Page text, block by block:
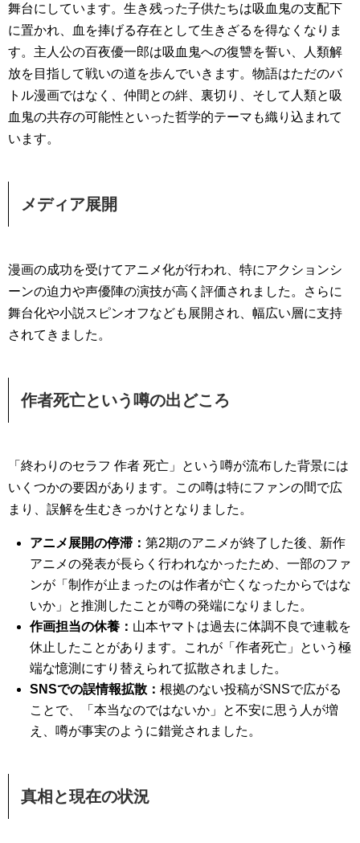
舞台にしています。生き残った子供たちは吸血鬼の支配下
に置かれ、血を捧げる存在として生きざるを得なくなりま
す。主人公の百夜優一郎は吸血鬼への復讐を誓い、人類解
放を目指して戦いの道を歩んでいきます。物語はただのバ
トル漫画ではなく、仲間との絆、裏切り、そして人類と吸
血鬼の共存の可能性といった哲学的テーマも織り込まれて
います。
メディア展開
漫画の成功を受けてアニメ化が行われ、特にアクションシ
ーンの迫力や声優陣の演技が高く評価されました。さらに
舞台化や小説スピンオフなども展開され、幅広い層に支持
されてきました。
作者死亡という噂の出どころ
「終わりのセラフ 作者 死亡」という噂が流布した背景には
いくつかの要因があります。この噂は特にファンの間で広
まり、誤解を生むきっかけとなりました。
アニメ展開の停滞：第2期のアニメが終了した後、新作
アニメの発表が長らく行われなかったため、一部のファ
ンが「制作が止まったのは作者が亡くなったからではな
いか」と推測したことが噂の発端になりました。
作画担当の休養： 山本ヤマトは過去に体調不良で連載を
休止したことがあります。これが「作者死亡」という極
端な憶測にすり替えられて拡散されました。
SNSでの誤情報拡散：根拠のない投稿がSNSで広がる
ことで、「本当なのではないか」と不安に思う人が増
え、噂が事実のように錯覚されました。
真相と現在の状況